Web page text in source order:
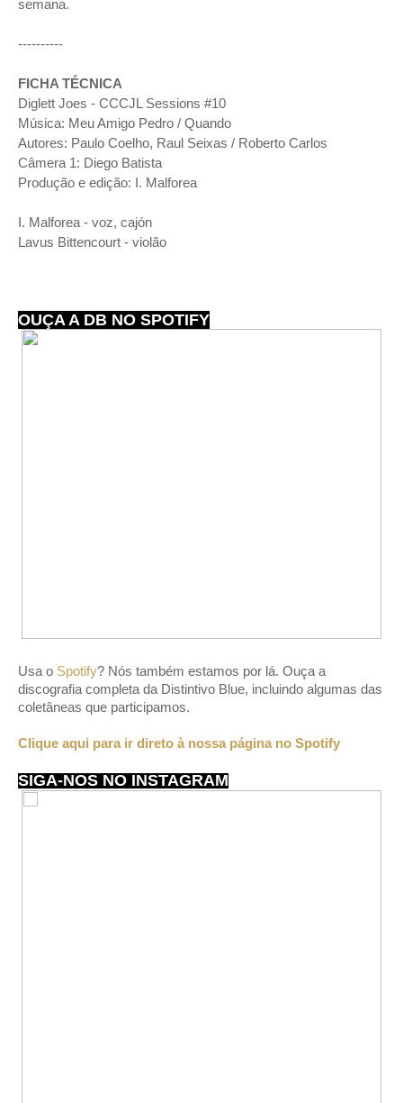
semana.
----------
FICHA TÉCNICA
Diglett Joes - CCCJL Sessions #10
Música: Meu Amigo Pedro / Quando
Autores: Paulo Coelho, Raul Seixas / Roberto Carlos
Câmera 1: Diego Batista
Produção e edição: I. Malforea
I. Malforea - voz, cajón
Lavus Bittencourt - violão
OUÇA A DB NO SPOTIFY
Usa o Spotify? Nós também estamos por lá. Ouça a
discografia completa da Distintivo Blue, incluindo algumas das
coletâneas que participamos.
Clique aqui para ir direto à nossa página no Spotify
SIGA-NOS NO INSTAGRAM